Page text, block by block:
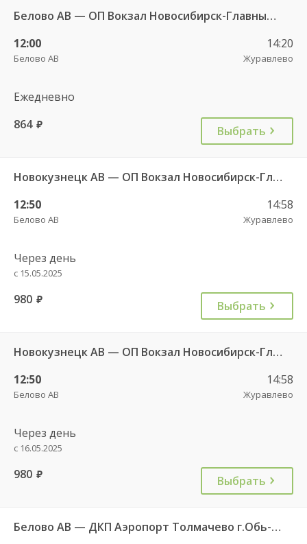
Белово АВ — ОП Вокзал Новосибирск-Главный 4971
12:00
Белово АВ
14:20
Журавлево
Ежедневно
864 руб. Выбрать
Новокузнецк АВ — ОП Вокзал Новосибирск-Главный 9225
12:50
Белово АВ
14:58
Журавлево
Через день
с 15.05.2025
980 руб. Выбрать
Новокузнецк АВ — ОП Вокзал Новосибирск-Главный 9226
12:50
Белово АВ
14:58
Журавлево
Через день
с 16.05.2025
980 руб. Выбрать
Белово АВ — ДКП Аэропорт Толмачево г.Обь-2 4624д